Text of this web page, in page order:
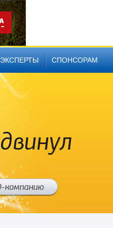
ЭКСПЕРТЫ СПОНСОРАМ